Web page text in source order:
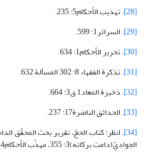
[28]
. تهذيب الأحكام5: 235.
[29]
. السرائر1: 599.
[30]
. تحرير الأحكام1: 634.
[31]
. تذكرة الفقهاء 8: 302 المسألة 632.
[32]
. ذخيرة المعاد1 ق3: 664.
[33]
. الحدائق الناضرة17: 237.
[34]
الجواديّ(دامت برکاته)3: 355، مهذّب الأحكام14: 341.